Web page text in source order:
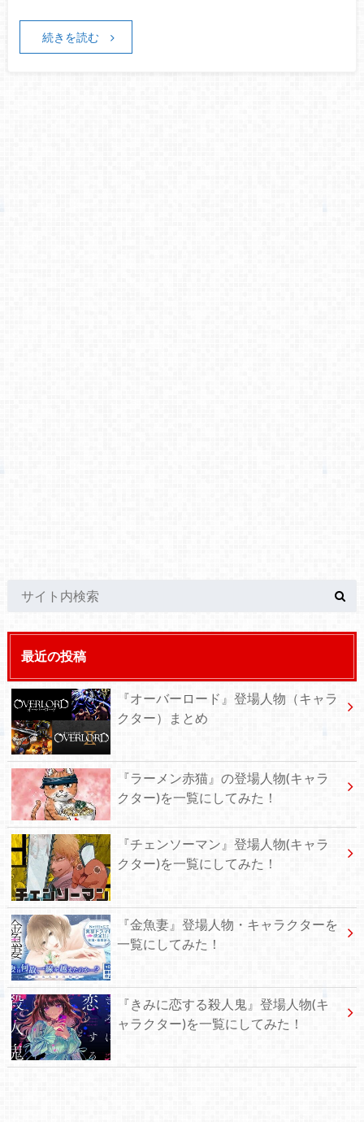
続きを読む
最近の投稿
『オーバーロード』登場人物（キャラ
クター）まとめ
『ラーメン赤猫』の登場人物(キャラ
クター)を一覧にしてみた！
『チェンソーマン』登場人物(キャラ
クター)を一覧にしてみた！
『金魚妻』登場人物・キャラクターを
一覧にしてみた！
『きみに恋する殺人鬼』登場人物(キ
ャラクター)を一覧にしてみた！